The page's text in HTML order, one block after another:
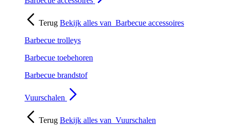
Terug Bekijk alles van Barbecue accessoires
Barbecue trolleys
Barbecue toebehoren
Barbecue brandstof
Vuurschalen
Terug Bekijk alles van Vuurschalen